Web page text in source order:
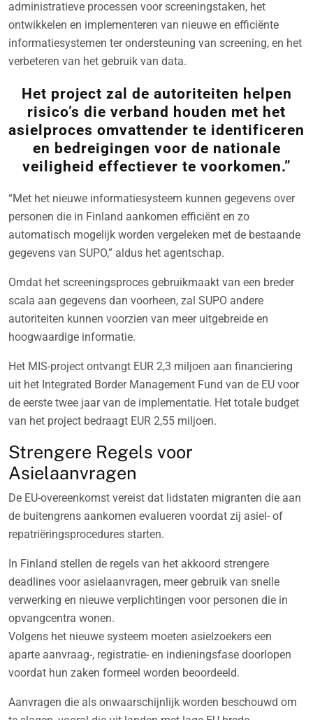
administratieve processen voor screeningstaken, het
ontwikkelen en implementeren van nieuwe en efficiënte
informatiesystemen ter ondersteuning van screening, en het
verbeteren van het gebruik van data.
Het project zal de autoriteiten helpen
risico’s die verband houden met het
asielproces omvattender te identificeren
en bedreigingen voor de nationale
veiligheid effectiever te voorkomen.”
“Met het nieuwe informatiesysteem kunnen gegevens over
personen die in Finland aankomen efficiënt en zo
automatisch mogelijk worden vergeleken met de bestaande
gegevens van SUPO,” aldus het agentschap.
Omdat het screeningsproces gebruikmaakt van een breder
scala aan gegevens dan voorheen, zal SUPO andere
autoriteiten kunnen voorzien van meer uitgebreide en
hoogwaardige informatie.
Het MIS-project ontvangt EUR 2,3 miljoen aan financiering
uit het Integrated Border Management Fund van de EU voor
de eerste twee jaar van de implementatie. Het totale budget
van het project bedraagt EUR 2,55 miljoen.
Strengere Regels voor
Asielaanvragen
De EU-overeenkomst vereist dat lidstaten migranten die aan
de buitengrens aankomen evalueren voordat zij asiel- of
repatriëringsprocedures starten.
In Finland stellen de regels van het akkoord strengere
deadlines voor asielaanvragen, meer gebruik van snelle
verwerking en nieuwe verplichtingen voor personen die in
opvangcentra wonen.
Volgens het nieuwe systeem moeten asielzoekers een
aparte aanvraag-, registratie- en indieningsfase doorlopen
voordat hun zaken formeel worden beoordeeld.
Aanvragen die als onwaarschijnlijk worden beschouwd om